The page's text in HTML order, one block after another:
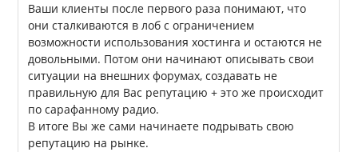
Ваши клиенты после первого раза понимают, что
они сталкиваются в лоб с ограничением
возможности использования хостинга и остаются не
довольными. Потом они начинают описывать свои
ситуации на внешних форумах, создавать не
правильную для Вас репутацию + это же происходит
по сарафанному радио.
В итоге Вы же сами начинаете подрывать свою
репутацию на рынке.